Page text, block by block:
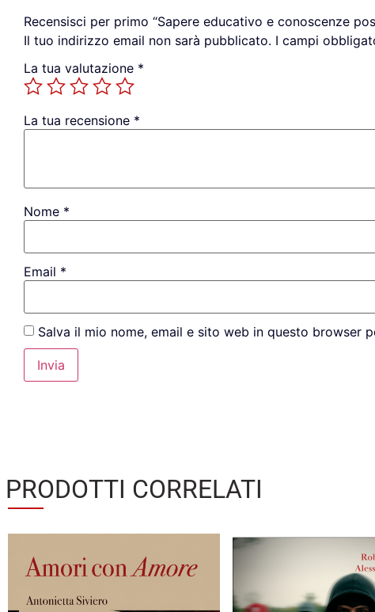
Recensisci per primo “Sapere educativo e conoscenze
Il tuo indirizzo email non sarà pubblicato. I campi
La tua valutazione *
La tua recensione *
Nome *
Email *
Salva il mio nome, email e sito web in questo browser
PRODOTTI CORRELATI